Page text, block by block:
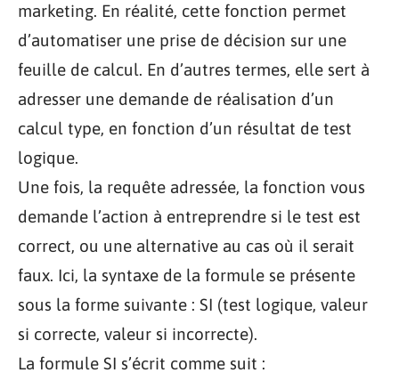
marketing. En réalité, cette fonction permet
d’automatiser une prise de décision sur une
feuille de calcul. En d’autres termes, elle sert à
adresser une demande de réalisation d’un
calcul type, en fonction d’un résultat de test
logique.
Une fois, la requête adressée, la fonction vous
demande l’action à entreprendre si le test est
correct, ou une alternative au cas où il serait
faux. Ici, la syntaxe de la formule se présente
sous la forme suivante : SI (test logique, valeur
si correcte, valeur si incorrecte).
La formule SI s’écrit comme suit :